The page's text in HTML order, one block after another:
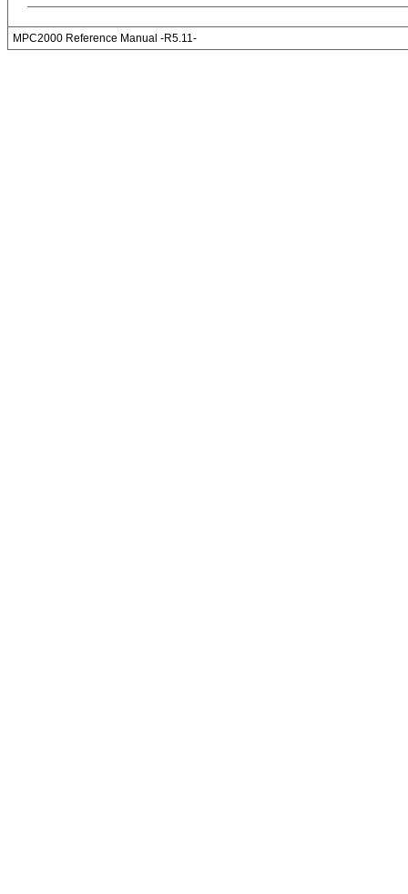
MPC2000 Reference Manual -R5.11-